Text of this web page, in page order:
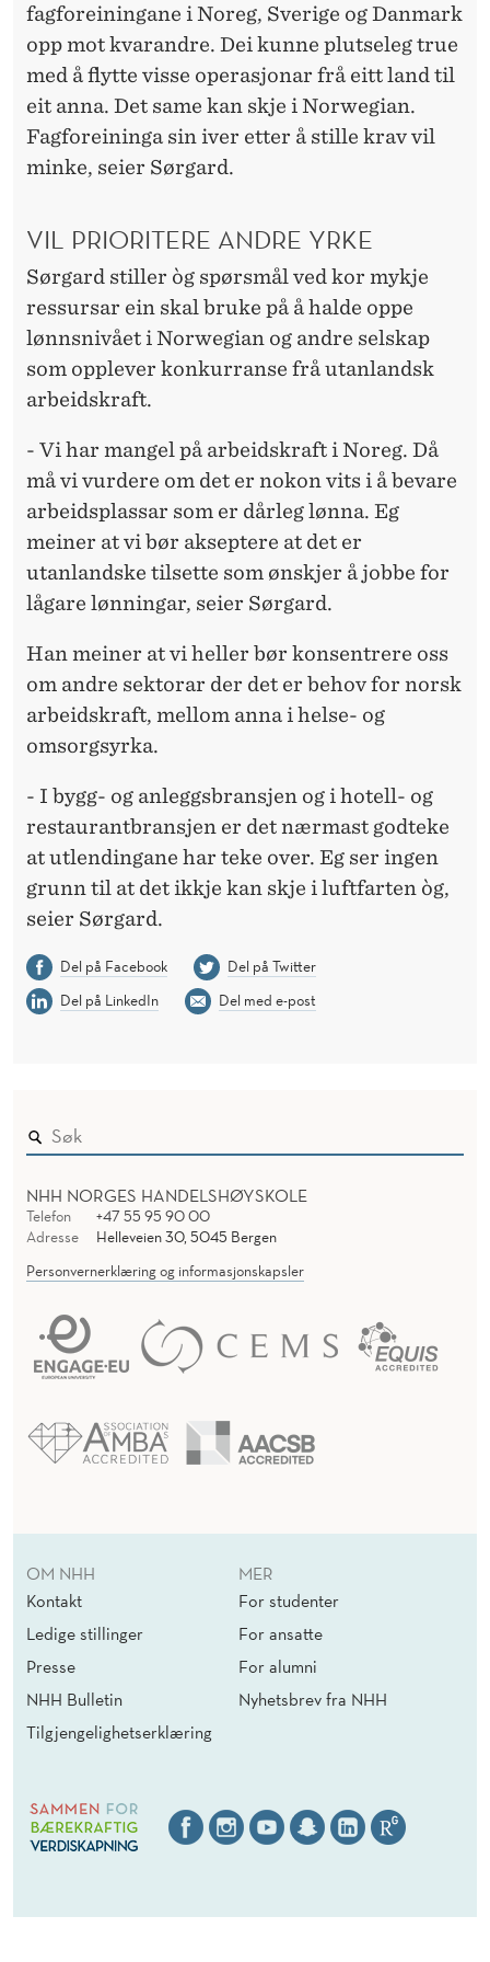
fagforeiningane i Noreg, Sverige og Danmark
opp mot kvarandre. Dei kunne plutseleg true
med å flytte visse operasjonar frå eitt land til
eit anna. Det same kan skje i Norwegian.
Fagforeininga sin iver etter å stille krav vil
minke, seier Sørgard.
VIL PRIORITERE ANDRE YRKE
Sørgard stiller òg spørsmål ved kor mykje
ressursar ein skal bruke på å halde oppe
lønnsnivået i Norwegian og andre selskap
som opplever konkurranse frå utanlandsk
arbeidskraft.
- Vi har mangel på arbeidskraft i Noreg. Då
må vi vurdere om det er nokon vits i å bevare
arbeidsplassar som er dårleg lønna. Eg
meiner at vi bør akseptere at det er
utanlandske tilsette som ønskjer å jobbe for
lågare lønningar, seier Sørgard.
Han meiner at vi heller bør konsentrere oss
om andre sektorar der det er behov for norsk
arbeidskraft, mellom anna i helse- og
omsorgsyrka.
- I bygg- og anleggsbransjen og i hotell- og
restaurantbransjen er det nærmast godteke
at utlendingane har teke over. Eg ser ingen
grunn til at det ikkje kan skje i luftfarten òg,
seier Sørgard.
Del på Facebook
Del på Twitter
Del på LinkedIn
Del med e-post
NHH NORGES HANDELSHØYSKOLE
Telefon
+47 55 95 90 00
Adresse
Helleveien 30, 5045 Bergen
Personvernerklæring og informasjonskapsler
OM NHH
Kontakt
Ledige stillinger
Presse
NHH Bulletin
Tilgjengelighetserklæring
MER
For studenter
For ansatte
For alumni
Nyhetsbrev fra NHH